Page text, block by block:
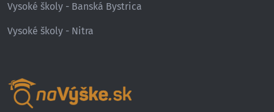
Vysoké školy - Banská Bystrica
Vysoké školy - Nitra